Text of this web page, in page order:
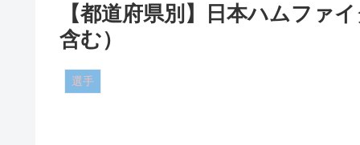
【都道府県別】日本ハムファ
含む）
選手